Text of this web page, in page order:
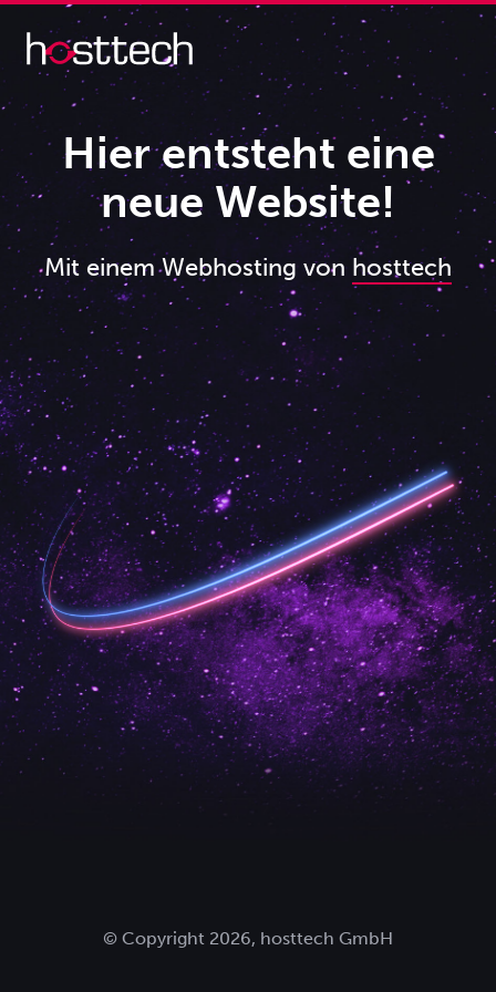
Hier entsteht eine
neue Website!
Mit einem Webhosting von hosttech
© Copyright 2026, hosttech GmbH